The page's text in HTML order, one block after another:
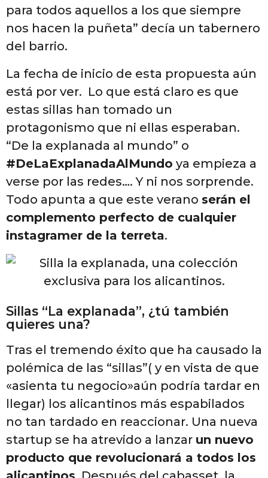
para todos aquellos a los que siempre
nos hacen la puñeta” decía un tabernero
del barrio.
La fecha de inicio de esta propuesta aún
está por ver. Lo que está claro es que
estas sillas han tomado un
protagonismo que ni ellas esperaban.
“De la explanada al mundo” o
#DeLaExplanadaAlMundo ya empieza a
verse por las redes…. Y ni nos sorprende.
Todo apunta a que este verano serán el
complemento perfecto de cualquier
instagramer de la terreta.
Sillas “La explanada”, ¿tú también
quieres una?
Tras el tremendo éxito que ha causado la
polémica de las “sillas”( y en vista de que
«asienta tu negocio»aún podría tardar en
llegar) los alicantinos más espabilados
no tan tardado en reaccionar. Una nueva
startup se ha atrevido a lanzar un nuevo
producto que revolucionará a todos los